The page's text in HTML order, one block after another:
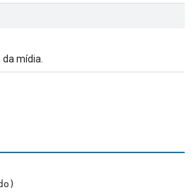
mídia.